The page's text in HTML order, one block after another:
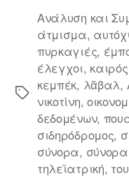
Ετικέτες
Ανάλυση και
άτμισμα,
πυρκαγιές,
έλεγχοι, καιρός
κεμπέκ, λᾶβαλ,
νικοτίνη,
δεδομένων,
σιδηρόδρομος,
σύνορα,
τηλεϊατρική,